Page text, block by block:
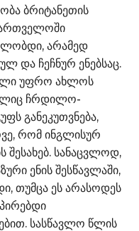
ბრიტანეთის
არამედ
და ჩეჩნურ ენებსაც.
უფრო ახლოს
ჩრდილო-
განეკუთვნება,
რომ ინგლისურ
შესახებ. სანაცვლოდ,
ენის შესწავლაში,
თუმცა ეს არასოდეს
სასწავლო წლის